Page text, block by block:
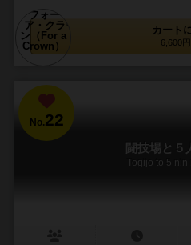
カート
6,600
No.22
闘技場と５
Togijo to 5 nin